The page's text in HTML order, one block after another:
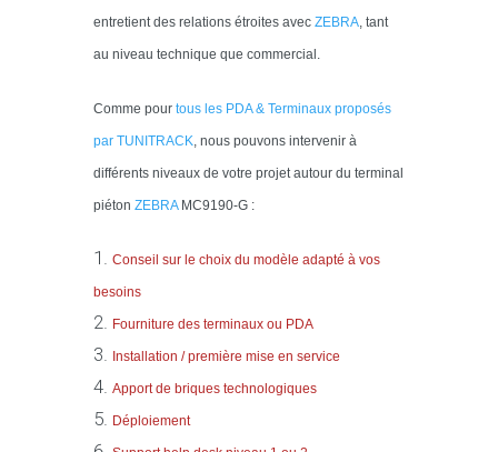
entretient des relations étroites avec ZEBRA, tant
au niveau technique que commercial.
Comme pour tous les PDA & Terminaux proposés
par TUNITRACK, nous pouvons intervenir à
différents niveaux de votre projet autour du terminal
piéton ZEBRAMC9190-G :
Conseil sur le choix du modèle adapté à vos
besoins
Fourniture des terminaux ou PDA
Installation / première mise en service
Apport de briques technologiques
Déploiement